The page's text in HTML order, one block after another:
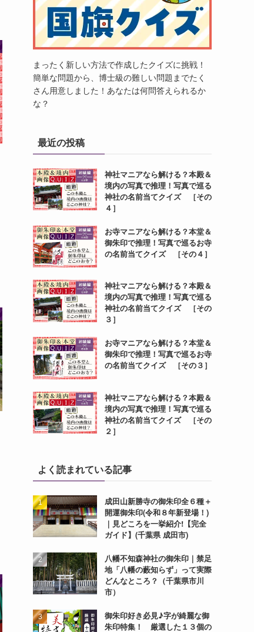
まったく新しい方法で作成したクイズに挑戦！
簡単な問題から、博士級の難しい問題までたく
さん用意しました！あなたは何問答えられるか
な？
最近の投稿
神社マニアなら解ける？本殿＆
境内の写真で推理！写真で巡る
神社の名前当てクイズ ［その
４］
お寺マニアなら解ける？本堂＆
御朱印で推理！写真で巡るお寺
の名前当てクイズ ［その４］
神社マニアなら解ける？本殿＆
境内の写真で推理！写真で巡る
神社の名前当てクイズ ［その
３］
お寺マニアなら解ける？本堂＆
御朱印で推理！写真で巡るお寺
の名前当てクイズ ［その３］
神社マニアなら解ける？本殿＆
境内の写真で推理！写真で巡る
神社の名前当てクイズ ［その
２］
よく読まれている記事
成田山新勝寺の御朱印全６種＋
開運御朱印(令和８年新登場！)
｜見どころを一挙紹介!【完全
ガイド】(千葉県 成田市)
八幡不知森神社の御朱印｜禁足
地「八幡の藪知らず」って実際
どんなところ？（千葉県市川
市）
御朱印好き必見♪字が綺麗な御
朱印特集！ 厳選した１３個の